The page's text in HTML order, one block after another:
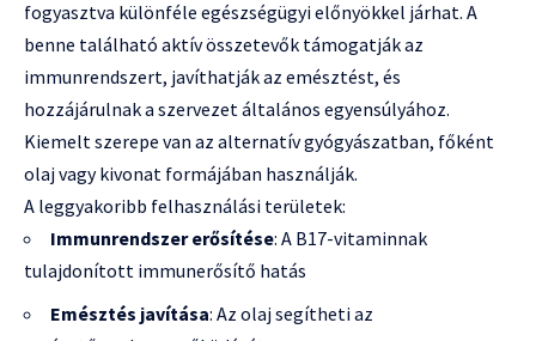
fogyasztva különféle egészségügyi előnyökkel járhat. A
benne található aktív összetevők támogatják az
immunrendszert, javíthatják az emésztést, és
hozzájárulnak a szervezet általános egyensúlyához.
Kiemelt szerepe van az alternatív gyógyászatban, főként
olaj vagy kivonat formájában használják.
A leggyakoribb felhasználási területek:
Immunrendszer erősítése: A B17-vitaminnak
tulajdonított immunerősítő hatás
Emésztés javítása: Az olaj segítheti az